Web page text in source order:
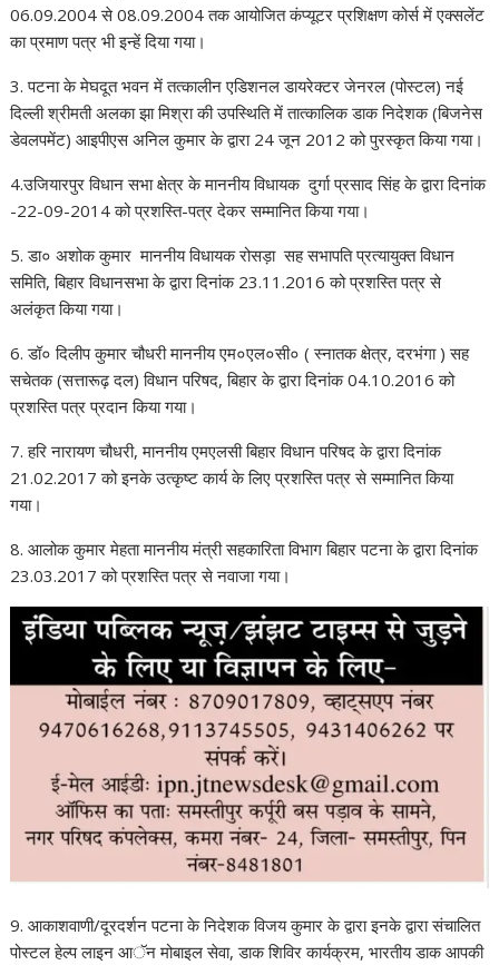
06.09.2004 से 08.09.2004 तक आयोजित कंप्यूटर प्रशिक्षण कोर्स में एक्सलेंट
का प्रमाण पत्र भी इन्हें दिया गया।
3. पटना के मेघदूत भवन में तत्कालीन एडिशनल डायरेक्टर जेनरल (पोस्टल) नई
दिल्ली श्रीमती अलका झा मिश्रा की उपस्थिति में तात्कालिक डाक निदेशक (बिजनेस
डेवलपमेंट) आइपीएस अनिल कुमार के द्वारा 24 जून 2012 को पुरस्कृत किया गया।
4.उजियारपुर विधान सभा क्षेत्र के माननीय विधायक दुर्गा प्रसाद सिंह के द्वारा दिनांक
-22-09-2014 को प्रशस्ति-पत्र देकर सम्मानित किया गया।
5. डा० अशोक कुमार माननीय विधायक रोसड़ा सह सभापति प्रत्यायुक्त विधान
समिति, बिहार विधानसभा के द्वारा दिनांक 23.11.2016 को प्रशस्ति पत्र से
अलंकृत किया गया।
6. डॉ० दिलीप कुमार चौधरी माननीय एम०एल०सी० ( स्नातक क्षेत्र, दरभंगा ) सह
सचेतक (सत्तारूढ़ दल) विधान परिषद, बिहार के द्वारा दिनांक 04.10.2016 को
प्रशस्ति पत्र प्रदान किया गया।
7. हरि नारायण चौधरी, माननीय एमएलसी बिहार विधान परिषद के द्वारा दिनांक
21.02.2017 को इनके उत्कृष्ट कार्य के लिए प्रशस्ति पत्र से सम्मानित किया
गया।
8. आलोक कुमार मेहता माननीय मंत्री सहकारिता विभाग बिहार पटना के द्वारा दिनांक
23.03.2017 को प्रशस्ति पत्र से नवाजा गया।
9. आकाशवाणी/दूरदर्शन पटना के निदेशक विजय कुमार के द्वारा इनके द्वारा संचालित
पोस्टल हेल्प लाइन आॅन मोबाइल सेवा, डाक शिविर कार्यक्रम, भारतीय डाक आपकी